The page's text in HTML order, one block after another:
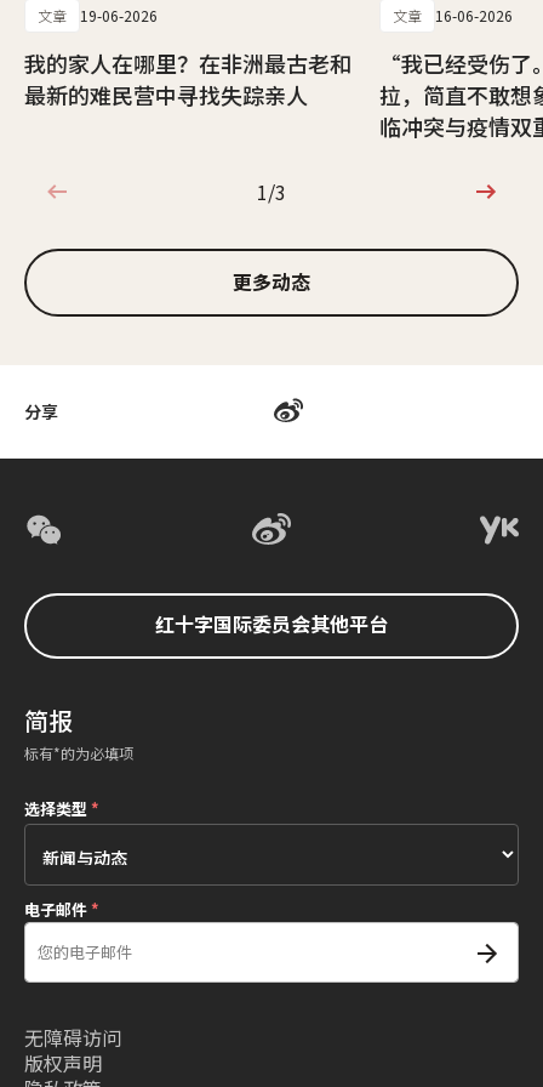
分享
文章 19-06-2026
我的家人在哪里？在非洲最古老和
最新的难民营中寻找失踪亲人
文章 16-06-2026
“我已经受伤了
拉，简直不敢
临冲突与疫情双
1/3
1/3
更多动态
红十字国际委员会其他平台
简报
标有*的为必填项
选择类型 *
电子邮件*
无障碍访问
版权声明